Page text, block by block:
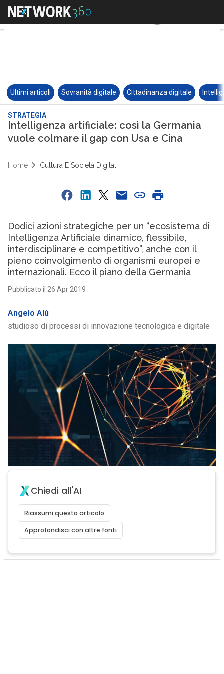
Ultimi articoli Sovranità digitale Cittadinanza digitale
STRATEGIA
Intelligenza artificiale: così la Germania
vuole colmare il gap con Usa e Cina
Home Cultura E Società Digitali
Dodici azioni strategiche per un “ecosistema di
Intelligenza Artificiale dinamico, flessibile,
interdisciplinare e competitivo”, anche con il
pieno coinvolgimento di organismi europei e
internazionali. Ecco il piano della Germania
Pubblicato il 26 Apr 2019
Angelo Alù
studioso di processi di innovazione tecnologica e digitale
Chiedi all'AI
Riassumi questo articolo
Approfondisci con altre fonti